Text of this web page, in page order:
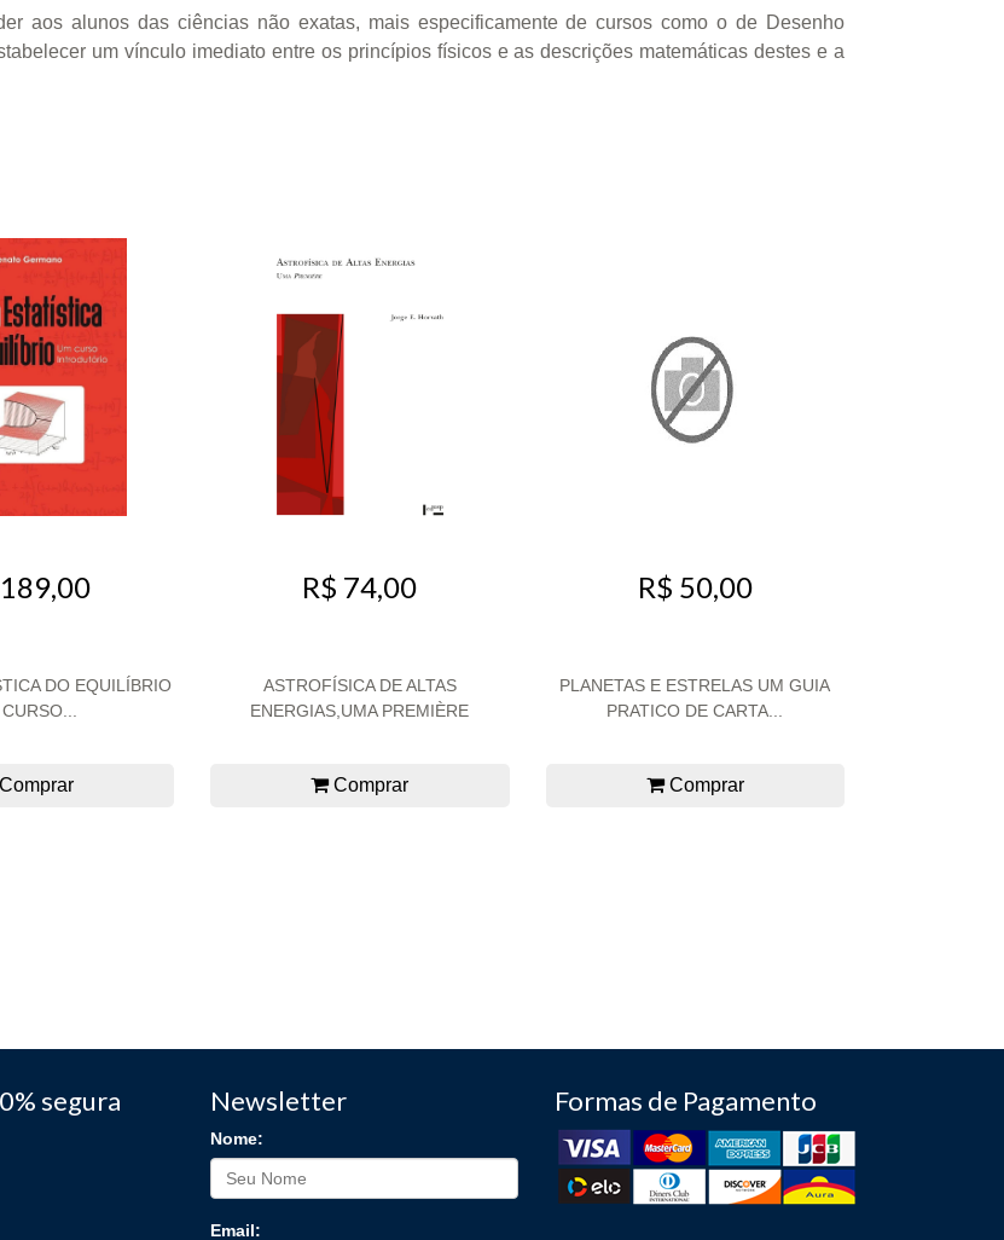
aos alunos das ciências não exatas, mais especificamente de cursos como o de Desenho
um vínculo imediato entre os princípios físicos e as descrições matemáticas destes e a
DO EQUILÍBRIO
R$ 74,00
ASTROFÍSICA DE ALTAS
ENERGIAS,UMA PREMIÈRE
Comprar
R$ 50,00
PLANETAS E ESTRELAS UM GUIA
PRATICO DE CARTA...
Comprar
segura Newsletter
Nome:
Email:
Formas de Pagamento